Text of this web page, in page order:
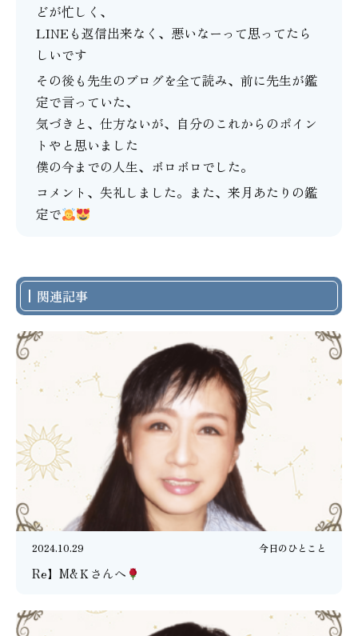
どが忙しく、
LINEも返信出来なく、悪いなーって思ってたら
しいです
その後も先生のブログを全て読み、前に先生が鑑
定で言っていた、
気づきと、仕方ないが、自分のこれからのポイン
トやと思いました
僕の今までの人生、ボロボロでした。
コメント、失礼しました。また、来月あたりの鑑
定で
関連記事
2024.10.29 今日のひとこと
Re】M&Ｋさんへ